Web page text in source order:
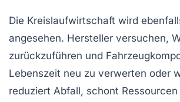
Die Kreislaufwirtschaft wird
angesehen. Hersteller versuchen,
zurückzuführen und
Lebenszeit neu zu verwerten oder
reduziert Abfall, schont